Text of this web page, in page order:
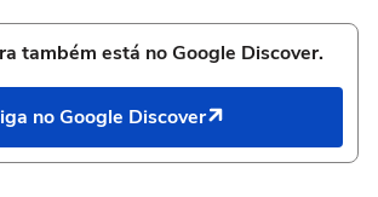
também está no Google Discover.
no Google Discover